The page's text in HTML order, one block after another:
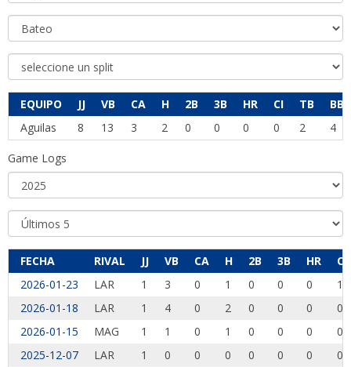
EQUIPO JJ VB CA H 2B 3B HR CI TB
BB
Aguilas
8 13 3 2 0 0 0 0 2 4
Game Logs
FECHA RIVAL JJ VB CA H 2B 3B HR
CI
2026-01-23
LAR 1 3 0 1 0 0 0
1
2026-01-18
LAR 1 4 0 2 0 0 0
0
2026-01-15
MAG 1 1 0 1 0 0 0
0
2025-12-07
LAR 1 0 0 0 0 0 0
0